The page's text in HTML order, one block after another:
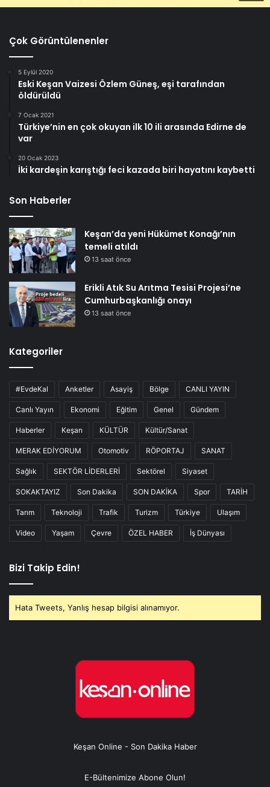
Çok Görüntülenenler
5 Eylül 2020
Eski Keşan Vaizesi Özlem Güneş, eşi tarafından
öldürüldü
7 Ocak 2021
Türkiye’nin en çok okuyan ilk 10 ili arasında Edirne de
var
20 Ocak 2023
İki kardeşin karıştığı feci kazada biri hayatını kaybetti
Son Haberler
Keşan’da yeni Hükümet Konağı’nın
temeli atıldı
13 saat önce
Erikli Atık Su Arıtma Tesisi Projesi’ne
Cumhurbaşkanlığı onayı
13 saat önce
Kategoriler
#EvdeKal Anketler Asayiş Bölge CANLI YAYIN
Canlı Yayın Ekonomi Eğitim Genel Gündem
Haberler Keşan KÜLTÜR Kültür/Sanat
MERAK EDİYORUM Otomotiv RÖPORTAJ SANAT
Sağlık SEKTÖR LİDERLERİ Sektörel Siyaset
SOKAKTAYIZ Son Dakika SON DAKİKA Spor TARİH
Tarım Teknoloji Trafik Turizm Türkiye Ulaşım
Video Yaşam Çevre ÖZEL HABER İş Dünyası
Bizi Takip Edin!
Hata Tweets, Yanlış hesap bilgisi alınamıyor.
Keşan Online - Son Dakika Haber
E-Bültenimize Abone Olun!